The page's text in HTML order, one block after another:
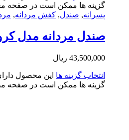
ها ممکن است در صفحه محصول
صندل ,کفش مردانه, مردانه
مردانه مدل کروکو
ریال
گزینه ها این محصول دارای انواع
ها ممکن است در صفحه محصول